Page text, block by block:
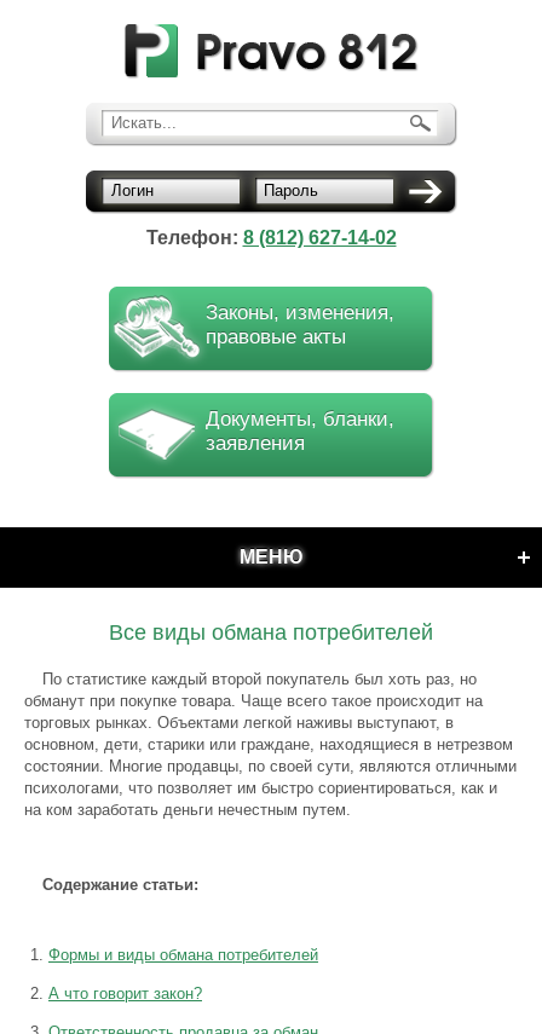
Искать...
Логин Пароль
Телефон: 8 (812) 627-14-02
Законы, изменения,
правовые акты
Документы, бланки,
заявления
МЕНЮ
Все виды обмана потребителей
По статистике каждый второй покупатель был хоть раз, но
обманут при покупке товара. Чаще всего такое происходит на
торговых рынках. Объектами легкой наживы выступают, в
основном, дети, старики или граждане, находящиеся в нетрезвом
состоянии. Многие продавцы, по своей сути, являются отличными
психологами, что позволяет им быстро сориентироваться, как и
на ком заработать деньги нечестным путем.
Содержание статьи:
Формы и виды обмана потребителей
А что говорит закон?